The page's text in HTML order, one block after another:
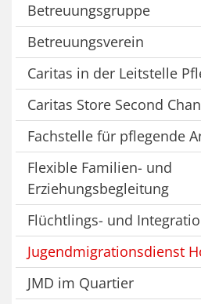
Betreuungsgruppe
Betreuungsverein
Caritas in der Leitstelle
Caritas Store Second
Fachstelle für pflegende
Flexible Familien- und
Erziehungsbegleitung
Flüchtlings- und
Jugendmigrationsdienst
JMD im Quartier